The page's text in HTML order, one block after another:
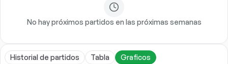
No hay próximos partidos en las próximas semanas
Historial de partidos Tabla Graficos